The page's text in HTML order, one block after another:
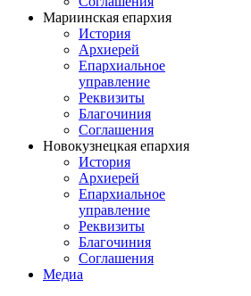
Мариинская епархия
История
Архиерей
Епархиальное
управление
Реквизиты
Благочиния
Соглашения
Новокузнецкая епархия
История
Архиерей
Епархиальное
управление
Реквизиты
Благочиния
Соглашения
Медиа